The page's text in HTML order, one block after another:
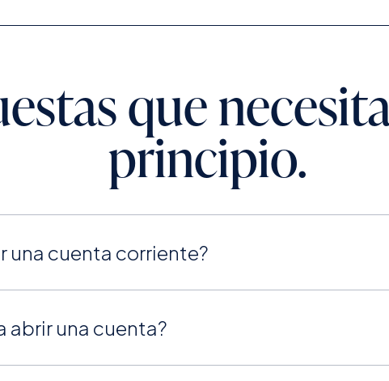
que
principio.
una cuenta corriente?
abrir una cuenta?